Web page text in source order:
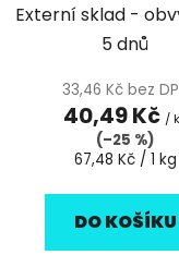
ů
k
Externí sklad -
5 dnů
33,46 Kč bez
40,49 Kč /
(–25 %)
Měrná
67,48 Kč / 1 kg
DO KOŠÍKU